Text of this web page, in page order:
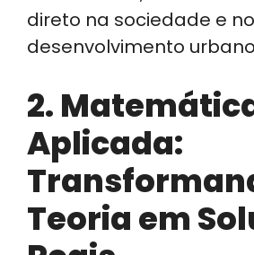
direto na sociedade e no
desenvolvimento
2.
Aplicada:
Teoria em